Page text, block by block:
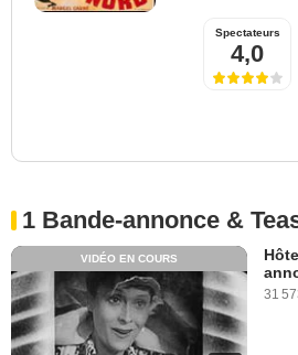
Spectateurs
4,0
1 Bande-annonce &
VIDÉO EN COURS
31